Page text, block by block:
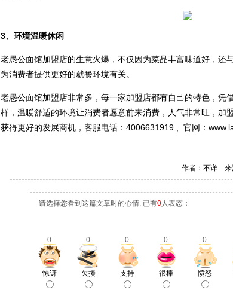
3、环境温暖休闲
老愚公面馆加盟店的生意火爆，不仅因为菜品丰富味道好，还
为消费者提供更好的就餐环境有关。
老愚公面馆加盟店非常多，每一家加盟店都有自己的特色，凭
样，温暖舒适的环境让消费者愿意前来消费，人气非常旺，加
获得更好的发展商机，客服电话：4006631919 , 官网：
作者：不详 来
请选择您看到这篇文章时的心情: 已有0人表态：
0 0 0 0 0
惊讶 欠揍 支持 很棒 愤怒